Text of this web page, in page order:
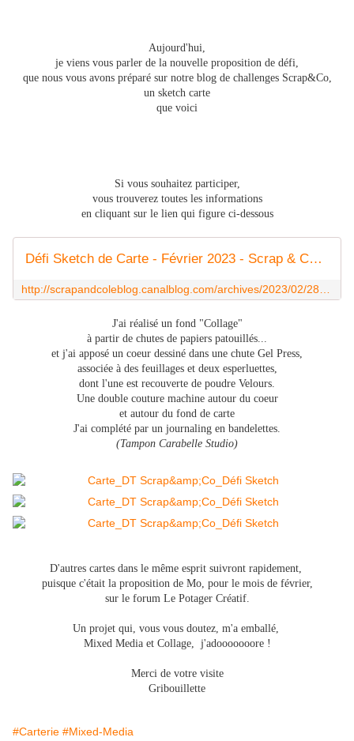
Aujourd'hui,
je viens vous parler de la nouvelle proposition de défi,
que nous vous avons préparé sur notre blog de challenges Scrap&Co,
un sketch carte
que voici
Si vous souhaitez participer,
vous trouverez toutes les informations
en cliquant sur le lien qui figure ci-dessous
Défi Sketch de Carte - Février 2023 - Scrap & Co - Le blog
J'ai réalisé un fond "Collage"
à partir de chutes de papiers patouillés...
et j'ai apposé un coeur dessiné dans une chute Gel Press,
associée à des feuillages et deux esperluettes,
dont l'une est recouverte de poudre Velours.
Une double couture machine autour du coeur
et autour du fond de carte
J'ai complété par un journaling en bandelettes.
(Tampon Carabelle Studio)
D'autres cartes dans le même esprit suivront rapidement,
puisque c'était la proposition de Mo, pour le mois de février,
sur le forum Le Potager Créatif.
Un projet qui, vous vous doutez, m'a emballé,
Mixed Media et Collage, j'adooooooore !
Merci de votre visite
Gribouillette
#Carterie #Mixed-Media